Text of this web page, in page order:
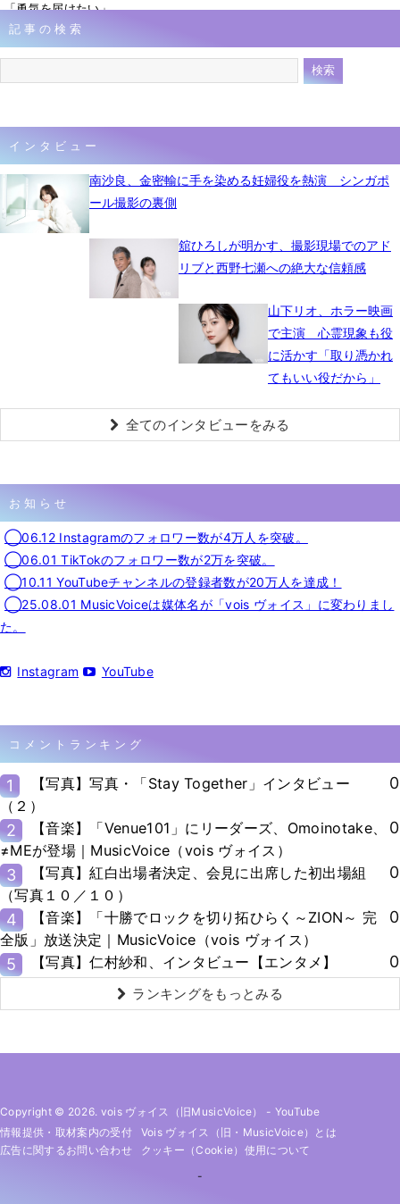
「勇気を届けたい」
1月19日 14時57分
記事の検索
インタビュー
南沙良、金密輸に手を染める妊婦役を熱演 シンガポ
ール撮影の裏側
舘ひろしが明かす、撮影現場でのアド
リブと西野七瀬への絶大な信頼感
山下リオ、ホラー映画
で主演 心霊現象も役
に活かす「取り憑かれ
てもいい役だから」
全てのインタビューをみる
お知らせ
◯06.12 Instagramのフォロワー数が4万人を突破。
◯06.01 TikTokのフォロワー数が2万を突破。
◯10.11 YouTubeチャンネルの登録者数が20万人を達成！
◯25.08.01 MusicVoiceは媒体名が「vois ヴォイス」に変わりまし
た。
Instagram YouTube
コメントランキング
1
【写真】写真・「Stay Together」インタビュー
（２）
0
2
【音楽】「Venue101」にリーダーズ、Omoinotake、
≠MEが登場｜MusicVoice（vois ヴォイス）
0
3
【写真】紅白出場者決定、会見に出席した初出場組
（写真１０／１０）
0
4
【音楽】「十勝でロックを切り拓ひらく～ZION～ 完
全版」放送決定｜MusicVoice（vois ヴォイス）
0
5 【写真】仁村紗和、インタビュー【エンタメ】 0
ランキングをもっとみる
Copyright © 2026. vois ヴォイス（旧MusicVoice） - YouTube
情報提供・取材案内の受付
Vois ヴォイス（旧・MusicVoice）とは
広告に関するお問い合わせ
クッキー（cookie）使用について
-